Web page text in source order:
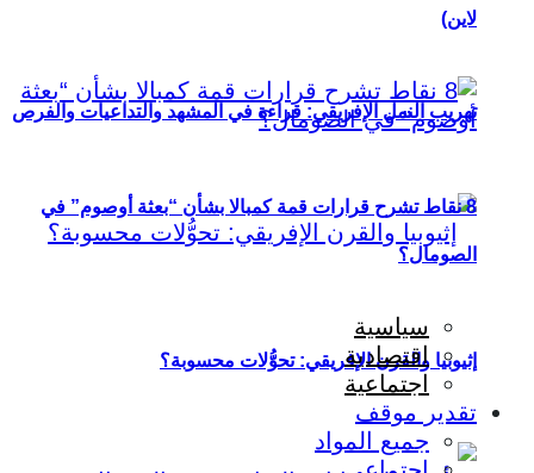
تهريب النمل الإفريقي: قراءة في المشهد والتداعيات والفرص
إثيوبيا والقرن الإفريقي: تحوُّلات محسوبة؟
لاين)
8 نقاط تشرح قرارات قمة كمبالا بشأن “بعثة أوصوم” في
الصومال؟
سياسية
اقتصادية
اجتماعية
تقدير موقف
جميع المواد